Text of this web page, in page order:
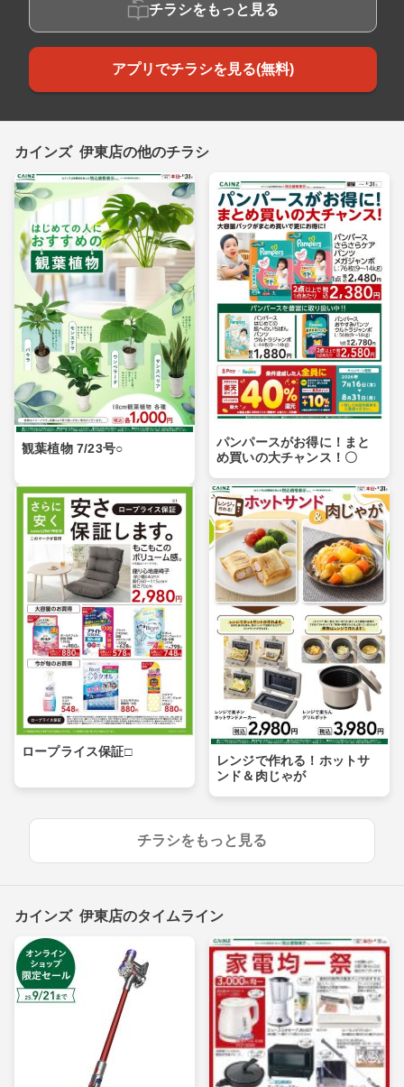
チラシをもっと見る
アプリでチラシを見る(無料)
カインズ 伊東店の他のチラシ
観葉植物 7/23号○
パンパースがお得に！まと
め買いの大チャンス！〇
ロープライス保証□
レンジで作れる！ホットサ
ンド＆肉じゃが
チラシをもっと見る
カインズ 伊東店のタイムライン